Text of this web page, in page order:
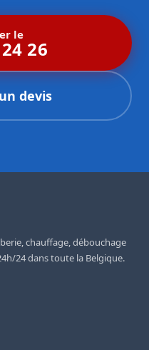
le
26
devis
chauffage, débouchage
24 dans toute la Belgique.